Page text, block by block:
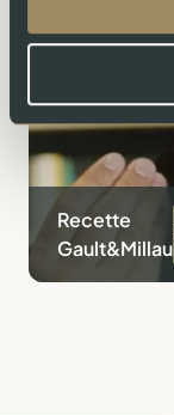
Recette
Gault&Millau